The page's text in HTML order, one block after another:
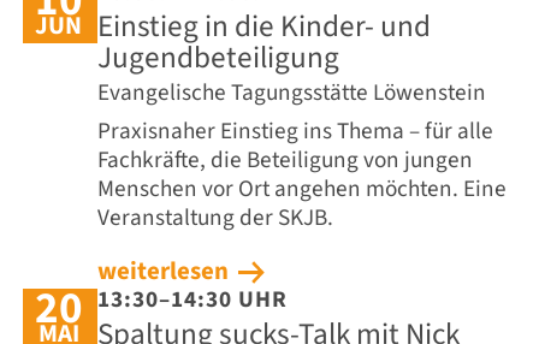
JUN Einstieg in die Kinder- und
Jugendbeteiligung
Evangelische Tagungsstätte Löwenstein
Praxisnaher Einstieg ins Thema – für alle
Fachkräfte, die Beteiligung von jungen
Menschen vor Ort angehen möchten. Eine
Veranstaltung der SKJB.
weiterlesen
20
MAI
13:30–14:30 UHR
Spaltung sucks-Talk mit Nick